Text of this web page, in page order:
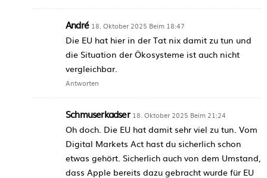
André 18. Oktober 2025 Beim 18:47
Die EU hat hier in der Tat nix damit zu tun und
die Situation der Ökosysteme ist auch nicht
vergleichbar.
Antworten
Schmuserkadser 18. Oktober 2025 Beim 21:24
Oh doch. Die EU hat damit sehr viel zu tun. Vom
Digital Markets Act hast du sicherlich schon
etwas gehört. Sicherlich auch von dem Umstand,
dass Apple bereits dazu gebracht wurde für EU